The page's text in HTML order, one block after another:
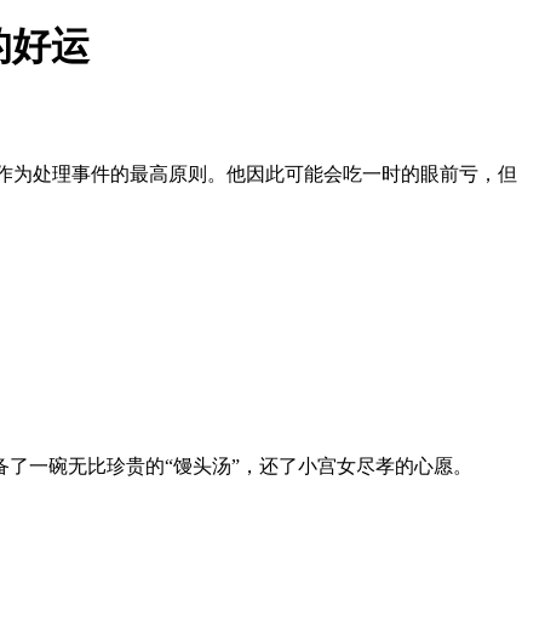
好运
处理事件的最高原则。他因此可能会吃一时的眼前亏，但
一碗无比珍贵的“馒头汤”，还了小宫女尽孝的心愿。